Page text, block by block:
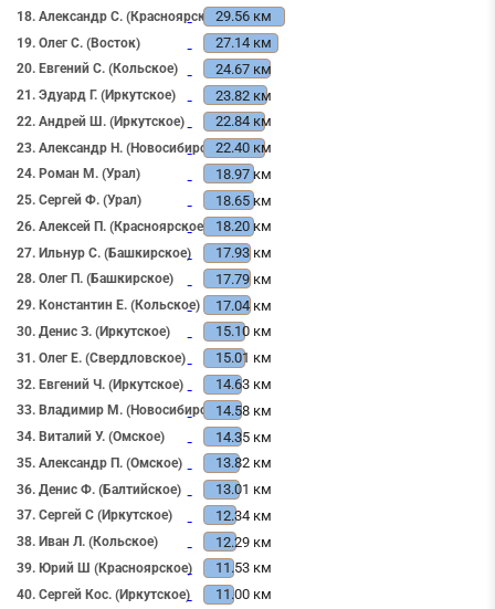
18. Александр С. (Красноярское)29.56 км
19. Олег С. (Восток) 27.14 км
20. Евгений С. (Кольское) 24.67 км
21. Эдуард Г. (Иркутское) 23.82 км
22. Андрей Ш. (Иркутское) 22.84 км
23. Александр Н. (Новосибирское)22.40 км
24. Роман М. (Урал) 18.97 км
25. Сергей Ф. (Урал) 18.65 км
26. Алексей П. (Красноярское) 18.20 км
27. Ильнур С. (Башкирское) 17.93 км
28. Олег П. (Башкирское) 17.79 км
29. Константин Е. (Кольское) 17.04 км
30. Денис З. (Иркутское) 15.10 км
31. Олег Е. (Свердловское) 15.01 км
32. Евгений Ч. (Иркутское) 14.63 км
33. Владимир М. (Новосибирское)14.58 км
34. Виталий У. (Омское) 14.35 км
35. Александр П. (Омское) 13.82 км
36. Денис Ф. (Балтийское) 13.01 км
37. Сергей С (Иркутское) 12.34 км
38. Иван Л. (Кольское) 12.29 км
39. Юрий Ш (Красноярское) 11.53 км
40. Сергей Кос. (Иркутское) 11.00 км